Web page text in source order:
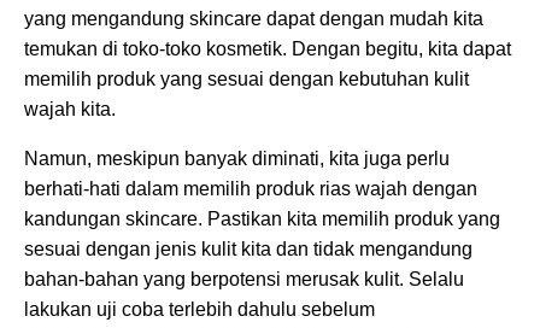
yang mengandung skincare dapat dengan mudah kita
temukan di toko-toko kosmetik. Dengan begitu, kita dapat
memilih produk yang sesuai dengan kebutuhan kulit
wajah kita.
Namun, meskipun banyak diminati, kita juga perlu
berhati-hati dalam memilih produk rias wajah dengan
kandungan skincare. Pastikan kita memilih produk yang
sesuai dengan jenis kulit kita dan tidak mengandung
bahan-bahan yang berpotensi merusak kulit. Selalu
lakukan uji coba terlebih dahulu sebelum